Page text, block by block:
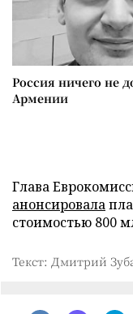
Россия ничего не
Армении
Глава
анонсировала
стоимостью 800
Текст: Дмитрий